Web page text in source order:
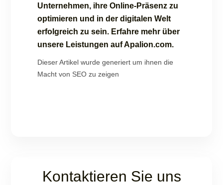
Unternehmen, ihre Online-Präsenz zu
optimieren und in der digitalen Welt
erfolgreich zu sein. Erfahre mehr über
unsere Leistungen auf Apalion.com.
Dieser Artikel wurde generiert um ihnen die
Macht von SEO zu zeigen
Kontaktieren Sie uns